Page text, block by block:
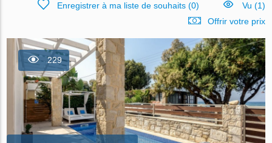
Enregistrer à ma liste de souhaits(0)
Vu (1)
Offrir votre prix
229